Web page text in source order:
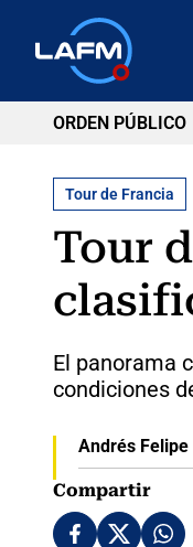
ORDEN PÚBLICO
Tour de Francia
Tour
El panorama
condiciones
Andrés
Compartir